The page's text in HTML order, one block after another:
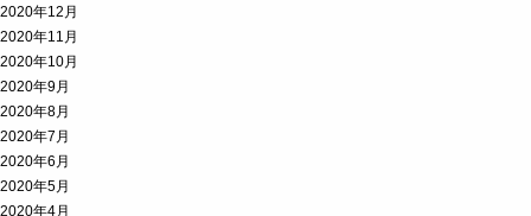
2020年12月
2020年11月
2020年10月
2020年9月
2020年8月
2020年7月
2020年6月
2020年5月
2020年4月